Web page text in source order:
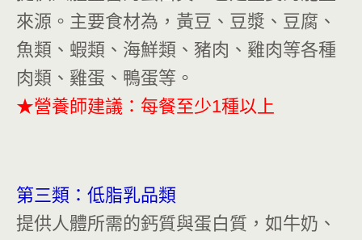
來源。主要食材為，黃豆、豆漿、豆腐、
魚類、蝦類、海鮮類、豬肉、雞肉等各種
肉類、雞蛋、鴨蛋等。
★營養師建議：每餐至少1種以上
第三類：低脂乳品類
提供人體所需的鈣質與蛋白質，如牛奶、